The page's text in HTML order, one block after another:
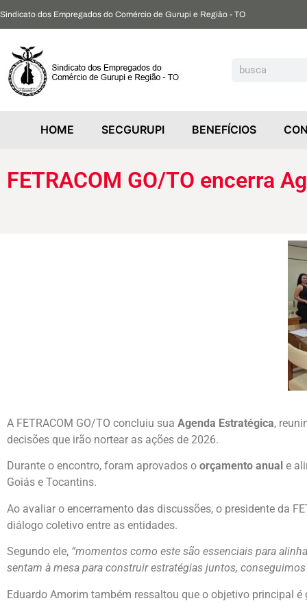
Sindicato dos Empregados do Comércio de Gurupi e Região - TO
HOME SECGURUPI BENEFÍCIOS
FETRACOM GO/TO encerra
A FETRACOM GO/TO concluiu sua Agenda Estratégica,
decisões que irão nortear as ações de 2026.
Durante o encontro, foram aprovados o orçamento anual e
Goiás e Tocantins.
Ao avaliar o encerramento das discussões, o presidente da
diálogo coletivo entre as entidades.
Segundo ele, “momentos como este são essenciais para
sentam à mesa para construir estratégias juntos,
Eduardo Amorim também ressaltou que o objetivo principal